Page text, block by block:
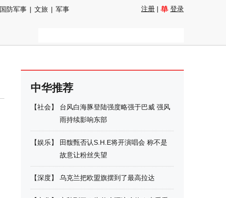
国防军事 | 文旅 | 军事
注册 | 登录
中华推荐
【社会】
台风白海豚登陆强度略强于巴威 强风
雨持续影响东部
【娱乐】
田馥甄否认S.H.E将开演唱会 称不是
故意让粉丝失望
【深度】 乌克兰把欧盟旗摆到了最高拉达